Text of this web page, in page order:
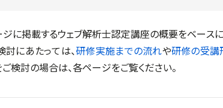
に掲載するウェブ解析士認定講座の概要をベース
討にあたっては、研修実施までの流れや研修の受講
ご検討の場合は、各ページをご覧ください。